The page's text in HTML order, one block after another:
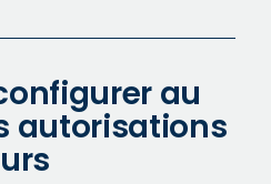
au
autorisations